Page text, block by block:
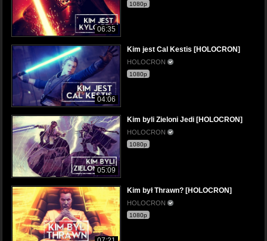
06:35
1080p
04:06
Kim jest Cal Kestis [HOLOCRON]
HOLOCRON
1080p
05:09
Kim byli Zieloni Jedi [HOLOCRON]
HOLOCRON
1080p
Kim był Thrawn? [HOLOCRON]
HOLOCRON
1080p